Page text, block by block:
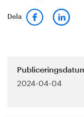
Dela
2024-04-04